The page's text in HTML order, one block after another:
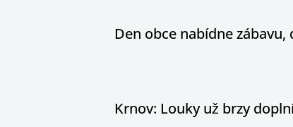
Den obce nabídne
Krnov: Louky už brzy